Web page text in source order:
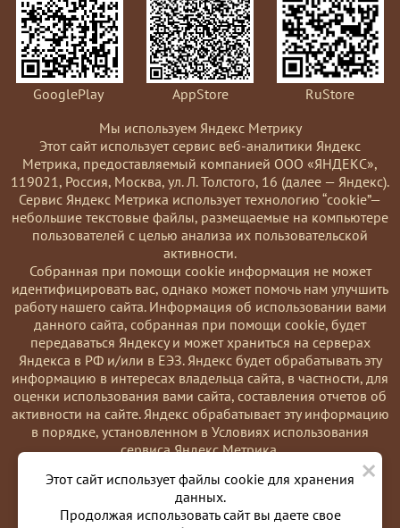
×
Этот сайт использует файлы cookie для хранения
данных.
Продолжая использовать сайт вы даете свое
GooglePlay AppStore
RuStore
Мы используем Яндекс Метрику
Этот сайт использует сервис веб-аналитики Яндекс
Метрика, предоставляемый компанией ООО «ЯНДЕКС»,
119021, Россия, Москва, ул. Л. Толстого, 16 (далее — Яндекс).
Сервис Яндекс Метрика использует технологию “cookie”—
небольшие текстовые файлы, размещаемые на компьютере
пользователей с целью анализа их пользовательской
активности.
Coбранная при помощи cookie информация не может
идентифицировать вас, однако может помочь нам улучшить
работу нашего сайта. Информация об использовании вами
данного сайта, собранная при помощи cookie, будет
передаваться Яндексу и может храниться на серверах
Яндекса в РФ и/или в ЕЭЗ. Яндекс будет обрабатывать эту
информацию в интересах владельца сайта, в частности, для
оценки использования вами сайта, составления отчетов об
активности на сайте. Яндекс обрабатывает эту информацию
в порядке, установленном в Условиях использования
сервиса Яндекс Метрика.
Вы можете отказаться от использования cookies, выбрав
соответствующие настройки в браузере. Также вы можете
использовать инструмент —
https://yandex.ru/support/metrika/general/opt-out.html